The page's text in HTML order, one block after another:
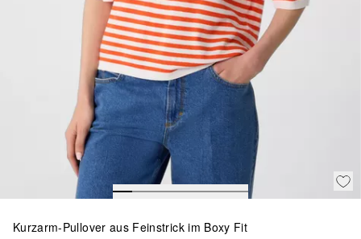
Kurzarm-Pullover aus Feinstrick im Boxy Fit